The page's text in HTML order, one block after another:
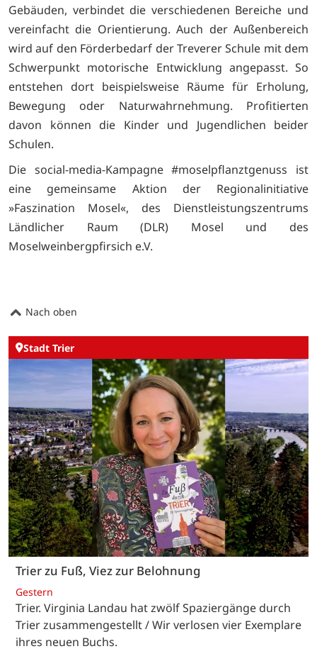
Gebäuden, verbindet die verschiedenen Bereiche und
vereinfacht die Orientierung. Auch der Außenbereich
wird auf den Förderbedarf der Treverer Schule mit dem
Schwerpunkt motorische Entwicklung angepasst. So
entstehen dort beispielsweise Räume für Erholung,
Bewegung oder Naturwahrnehmung. Profitierten
davon können die Kinder und Jugendlichen beider
Schulen.
Die social-media-Kampagne #moselpflanztgenuss ist
eine gemeinsame Aktion der Regionalinitiative
»Faszination Mosel«, des Dienstleistungszentrums
Ländlicher Raum (DLR) Mosel und des
Moselweinbergpfirsich e.V.
Nach oben
Stadt Trier
Trier zu Fuß, Viez zur Belohnung
Gestern
Trier. Virginia Landau hat zwölf Spaziergänge durch
Trier zusammengestellt / Wir verlosen vier Exemplare
ihres neuen Buchs.